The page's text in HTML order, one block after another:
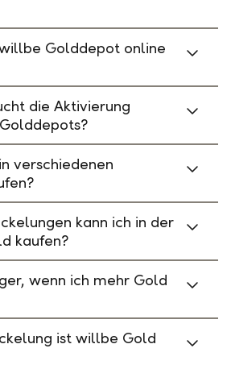
Golddepot online
die Aktivierung
verschiedenen
kann ich in der
kaufen?
wenn ich mehr Gold
ist willbe Gold